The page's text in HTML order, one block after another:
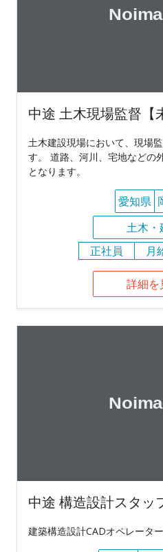
中途 土木現場監督【
土木建設現場において、現場
す。 道路、河川、宅地などの
となります。
愛知県
土木・
正社員
月
詳細を
中途 構造設計スタッ
建築構造設計CADオペレーター